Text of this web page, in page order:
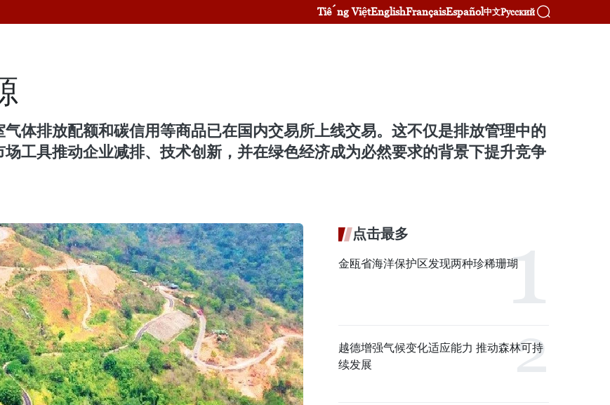
Tiếng ViệtEnglishFrançaisEspañol中文Русский
体排放配额和碳信用等商品已在国内交易所上线交易。这不仅是排放管理中的
工具推动企业减排、技术创新，并在绿色经济成为必然要求的背景下提升竞争
点击最多
金瓯省海洋保护区发现两种珍稀珊瑚
越德增强气候变化适应能力 推动森林可持
续发展